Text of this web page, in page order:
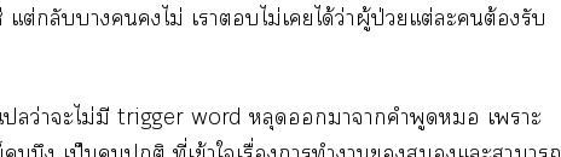
​ต่​​​​​ไม่​​​ไม่​​ได้​ว่​ู้​ป่​ต่​​​ต้​​
ว่​​ไม่​​trigger​word​​​​​​​​​